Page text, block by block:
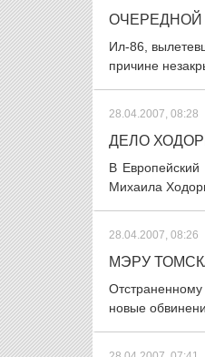
Ил-86,
причине
28.04.2007, 08:28
ДЕЛО
В
Михаила
28.04.2007, 08:26
МЭРУ
новые